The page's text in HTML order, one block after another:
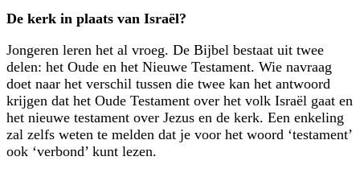
De kerk in plaats van Israël?
Jongeren leren het al vroeg. De Bijbel bestaat uit twee
delen: het Oude en het Nieuwe Testament. Wie navraag
doet naar het verschil tussen die twee kan het antwoord
krijgen dat het Oude Testament over het volk Israël gaat en
het nieuwe testament over Jezus en de kerk. Een enkeling
zal zelfs weten te melden dat je voor het woord ‘testament’
ook ‘verbond’ kunt lezen.